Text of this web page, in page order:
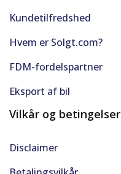
Selealarm
Servo
Skiltegenkendelse
Kundetilfredshed
Hvem er Solgt.com?
FDM-fordelspartner
Eksport af bil
Vilkår og betingelser
Disclaimer